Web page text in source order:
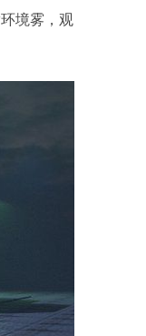
境雾，观